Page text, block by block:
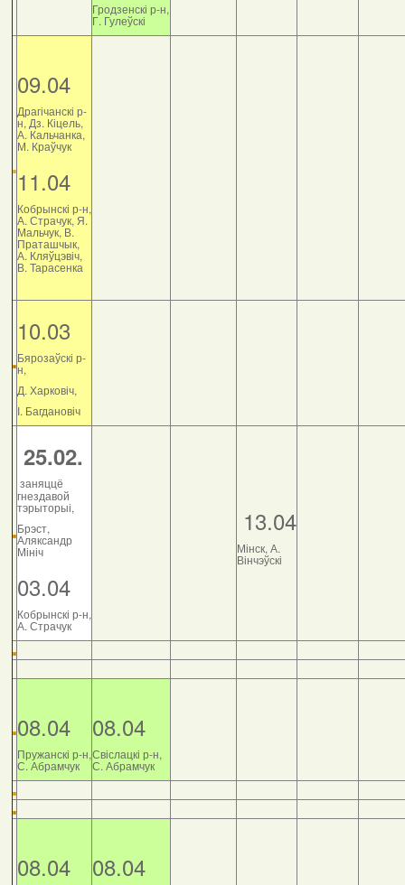
Гродзенскі р-н,
Г. Гулеўскі
09.04
Драгічанскі р-
н, Дз. Кіцель,
А. Кальчанка,
М. Краўчук
11.04
Кобрынскі р-н,
А. Страчук, Я.
Мальчук, В.
Праташчык,
А. Кляўцэвіч,
В. Тарасенка
10.03
Бярозаўскі р-
н,
Д. Харковіч,
І. Багдановіч
25.02.
заняццё
гнездавой
тэрыторыі,
Брэст,
Аляксандр
Мініч
03.04
Кобрынскі р-н,
А. Страчук
13.04
Мінск, А.
Вінчэўскі
08.04
Пружанскі р-н,
С. Абрамчук
08.04
Свіслацкі р-н,
С. Абрамчук
08.04 08.04